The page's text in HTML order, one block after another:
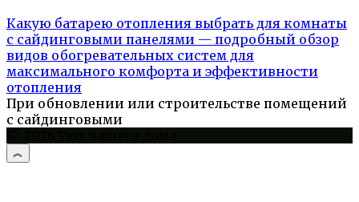
Какую батарею отопления выбрать для комнаты
с сайдинговыми панелями — подробный обзор
видов обогревательных систем для
максимального комфорта и эффективности
отопления
При обновлении или строительстве помещений
с сайдинговыми